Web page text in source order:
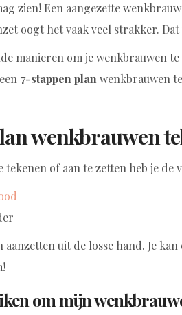
zien! Een aangezette
oogt het vaak veel strakker.
manieren om je wenkbrauwen
7-stappen plan wenkbrauwen
wenkbrauwen
tekenen of aan te zetten heb je de
aanzetten uit de losse hand. Je
om mijn